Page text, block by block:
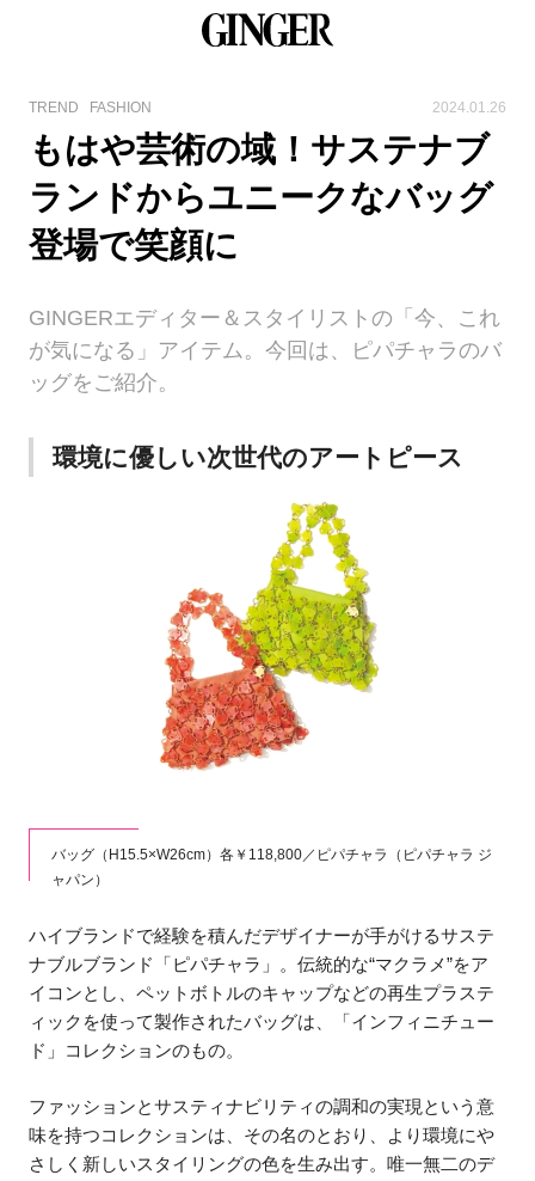
TREND FASHION 2024.01.26
もはや芸術の域！サステナブ
ランドからユニークなバッグ
登場で笑顔に
GINGERエディター＆スタイリストの「今、これ
が気になる」アイテム。今回は、ピパチャラのバ
ッグをご紹介。
環境に優しい次世代のアートピース
バッグ（H15.5×W26cm）各￥118,800／ピパチャラ（ピパチャラ ジ
ャパン）
ハイブランドで経験を積んだデザイナーが手がけるサステ
ナブルブランド「ピパチャラ」。伝統的な“マクラメ”をア
イコンとし、ペットボトルのキャップなどの再生プラステ
ィックを使って製作されたバッグは、「インフィニチュー
ド」コレクションのもの。
ファッションとサスティナビリティの調和の実現という意
味を持つコレクションは、その名のとおり、より環境にや
さしく新しいスタイリングの色を生み出す。唯一無二のデ